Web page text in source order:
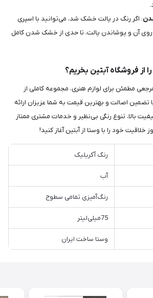
: اگر رنگ در پالت خشک شد، می‌توانید با اسپری
آن و پوشاندن پالت، تا حدی از خشک شدن کامل
از فروشگاه آبتین بخریم؟
مطمئن برای لوازم هنری، مجموعه کاملی از
تضمین اصالت و بهترین قیمت به شما عزیزان ارائه
بالا، تنوع رنگی بی‌نظیر و خدمات مشتری ممتاز
خود را با وستا از آبتین آغاز کنید!
رنگ آکریلیک
آب
رنگ‌آمیزی تمامی سطوح
75میلی‌لیتر
وستا ساخت ایران